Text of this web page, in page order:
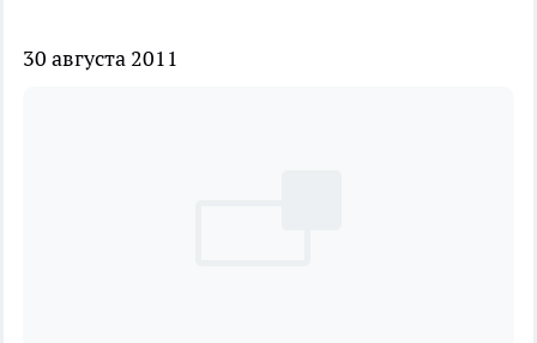
30 августа 2011